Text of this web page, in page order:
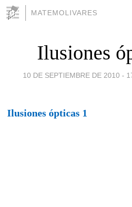
MATEMOLIVARES
Ilusiones
10 DE SEPTIEMBRE DE 2010 -
Ilusiones ópticas 1